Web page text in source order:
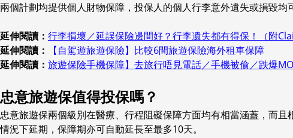
兩個計劃均提供個人財物保障，投保人的個人行李意外遺失或損毀
延伸閱讀： 行李損壞／延誤保險邊間好？行李遺失都有得保！（附
延伸閱讀：
【自駕遊旅遊保險】比較6間旅遊保險海外租車保障
延伸閱讀： 旅遊保險手機保障】去旅行唔見電話／手機被偷／跌爆
忠意旅遊保值得投保嗎？
忠意旅遊保兩個級別在醫療、行程阻礙保障方面均有相當涵蓋，而
情況下延期，保障期亦可自動延長至最多10天。